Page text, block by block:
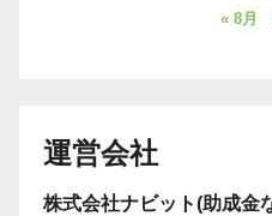
« 8月
運営会社
株式会社ナビット(助成金